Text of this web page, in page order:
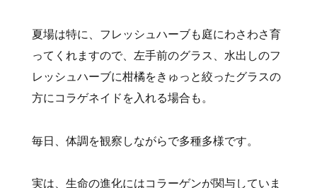
夏場は特に、フレッシュハーブも庭にわさわさ育
ってくれますので、左手前のグラス、水出しのフ
レッシュハーブに柑橘をきゅっと絞ったグラスの
方にコラゲネイドを入れる場合も。
毎日、体調を観察しながらで多種多様です。
実は、生命の進化にはコラーゲンが関与していま